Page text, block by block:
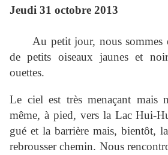
Jeudi 31 octobre 2013
Au petit jour, nous sommes
de petits oiseaux jaunes et
ouettes.
Le ciel est très menaçant mais
même, à pied, vers la Lac Hui-
gué et la barrière mais, bientôt,
rebrousser chemin. Nous